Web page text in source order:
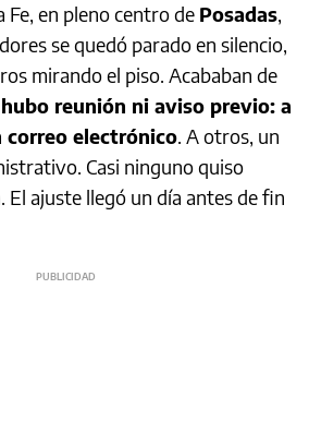
Fe, en pleno centro de Posadas,
se quedó parado en silencio,
mirando el piso. Acababan de
reunión ni aviso previo: a
correo electrónico. A otros, un
Casi ninguno quiso
El ajuste llegó un día antes de fin